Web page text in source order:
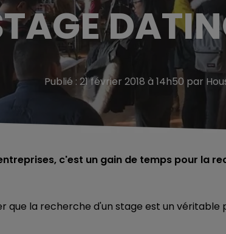
Publié : 21 février 2018 à 14h50 par
c'est un gain de temps pour la
la recherche d'un stage est un véritable